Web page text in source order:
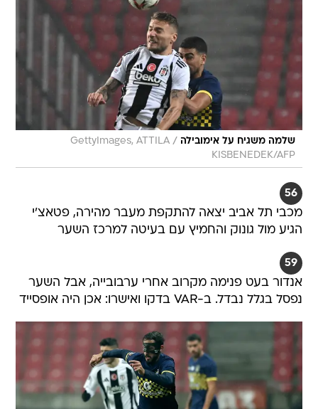
שלמה משגיח על אימובילה /
GettyImages, ATTILA
KISBENEDEK/AFP
56
מכבי תל אביב יצאה להתקפת מעבר מהירה, פטאצ'י
הגיע מול גונוק והחמיץ עם בעיטה למרכז השער
59
אנדור בעט פנימה מקרוב אחרי ערבובייה, אבל השער
נפסל בגלל נבדל. ב-VAR בדקו ואישרו: אכן היה אופסייד